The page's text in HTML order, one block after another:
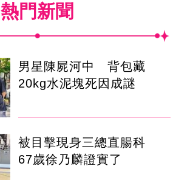
熱門新聞
男星陳屍河中 背包藏
20kg水泥塊死因成謎
被目擊現身三總直腸科
67歲徐乃麟證實了